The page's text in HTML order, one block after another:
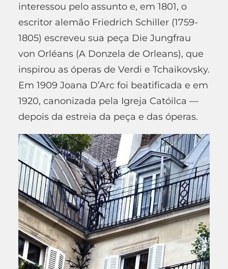
interessou pelo assunto e, em 1801, o
escritor alemão Friedrich Schiller (1759-
1805) escreveu sua peça Die Jungfrau
von Orléans (A Donzela de Orleans), que
inspirou as óperas de Verdi e Tchaikovsky.
Em 1909 Joana D’Arc foi beatificada e em
1920, canonizada pela Igreja Catóilca —
depois da estreia da peça e das óperas.